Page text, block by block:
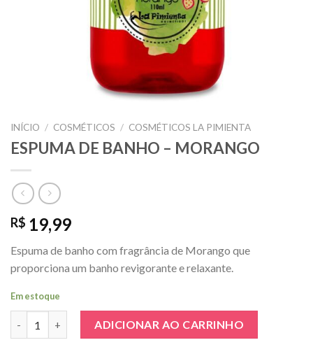
INÍCIO / COSMÉTICOS / COSMÉTICOS LA PIMIENTA
ESPUMA DE BANHO – MORANGO
R$ 19,99
Espuma de banho com fragrância de Morango que
proporciona um banho revigorante e relaxante.
Em estoque
ADICIONAR AO CARRINHO